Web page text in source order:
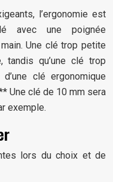
l’ergonomie est
avec une poignée
Une clé trop petite
tandis qu’une clé trop
clé ergonomique
Une clé de 10 mm sera
exemple.
lors du choix et de